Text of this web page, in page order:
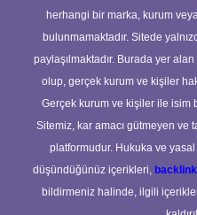
herhangi bir marka, kurum
bulunmamaktadır. Sitede
paylaşılmaktadır. Burada yer
olup, gerçek kurum ve kişiler
Gerçek kurum ve kişiler ile isim
Sitemiz, kar amacı gütmeyen ve
platformudur. Hukuka ve
düşündüğünüz içerikleri,
bildirmeniz halinde, ilgili